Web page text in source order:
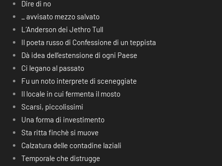
Dire di no
_ avvisato mezzo salvato
L’Anderson dei Jethro Tull
Il poeta russo di Confessione di un teppista
Dà idea dell’estensione di ogni Paese
Ci legano al passato
Fu un noto interprete di sceneggiate
Il locale in cui fermenta il mosto
Scarsi, piccolissimi
Una forma di investimento
Sta ritta finchè si muove
Calzatura delle contadine laziali
Temporale che distrugge